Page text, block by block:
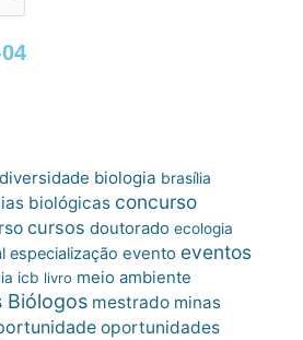
biologia brasília
biológicas concurso
cursos doutorado ecologia
especialização evento eventos
icb livro meio ambiente
Biólogos mestrado minas
oportunidades